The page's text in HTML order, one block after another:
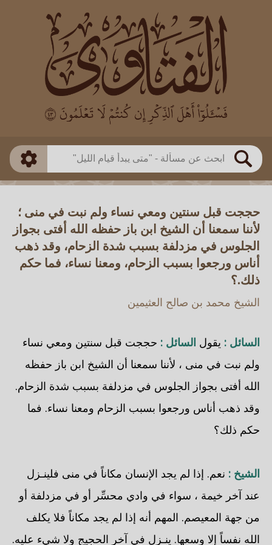
بحث
العالم
بن باز
بن العثيمين
اللجنة الدائمة
طريقة البحث
ذكي
حججت قبل سنتين ومعي نساء ولم نبت في منى ؛
لأننا سمعنا أن الشيخ ابن باز حفظه الله أفتى بجواز
الجلوس في مزدلفة بسبب شدة الزحام، وقد ذهب
أناس ورجعوا بسبب الزحام، ومعنا نساء، فما حكم
ذلك.؟
الشيخ محمد بن صالح العثيمين
السائل : يقول السائل : حججت قبل سنتين ومعي نساء
ولم نبت في منى ، لأننا سمعنا أن الشيخ ابن باز حفظه
الله أفتى بجواز الجلوس في مزدلفة بسبب شدة الزحام.
وقد ذهب أناس ورجعوا بسبب الزحام ومعنا نساء. فما
حكم ذلك؟
الشيخ : نعم. إذا لم يجد الإنسان مكاناً في منى فلينـزل
عند آخر خيمة ، سواء في وادي محسِّر أو في مزدلفة أو
من جهة المعيصم. المهم أنه إذا لم يجد مكاناً فلا يكلف
الله نفساً إلا وسعها. ينـزل في آخر الحجيج ولا شيء عليه.